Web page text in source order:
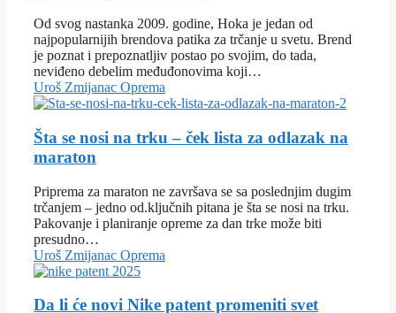
Od svog nastanka 2009. godine, Hoka je jedan od
najpopularnijih brendova patika za trčanje u svetu. Brend
je poznat i prepoznatljiv postao po svojim, do tada,
neviđeno debelim međuđonovima koji…
Uroš Zmijanac Oprema
Šta se nosi na trku – ček lista za odlazak na
maraton
Priprema za maraton ne završava se sa poslednjim dugim
trčanjem – jedno od.ključnih pitana je šta se nosi na trku.
Pakovanje i planiranje opreme za dan trke može biti
presudno…
Uroš Zmijanac Oprema
Da li će novi Nike patent promeniti svet